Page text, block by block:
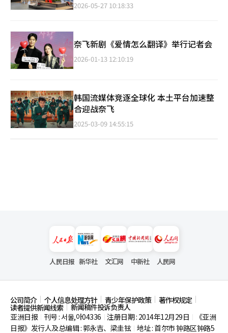
2026-05-27 10:18:33
奈飞新剧《爱情怎么翻译》举行记者会
2026-01-13 12:10:19
韩国流媒体竞逐全球化 本土平台加速整
合迎战奈飞
2025-03-09 14:55:15
人民日报 新华社 文汇网 中新社 人民网
公司简介 个人信息处理方针 青少年保护政策 著作权规定
读者提供新闻线索
新闻稿件投诉负责人
亚洲日报
刊号 : 서울,아04336 注册日期 : 2014年12月29日
《亚洲
日报》发行人及总编辑 : 郭永吉、梁圭铉 地址 : 首尔市钟路区钟路5